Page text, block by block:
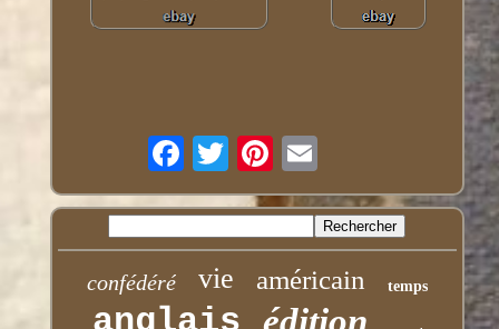
confédéré vie américain temps
édition